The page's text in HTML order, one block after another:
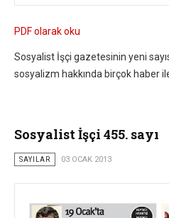
PDF olarak oku
Sosyalist İşçi gazetesinin yeni
sosyalizm hakkında birçok haber
Sosyalist İşçi 455. sayı
SAYILAR 03 OCAK 2013